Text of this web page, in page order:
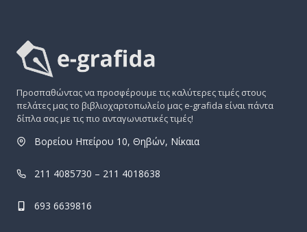
Προσπαθώντας να προσφέρουμε τις καλύτερες τιμές στους
πελάτες μας το βιβλιοχαρτοπωλείο μας e-grafida είναι πάντα
δίπλα σας με τις πιο ανταγωνιστικές τιμές!
Βορείου Ηπείρου 10, Θηβών, Νίκαια
211 4085730 – 211 4018638
693 6639816